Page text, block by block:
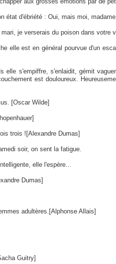
aux grosses émotions par de
état d'ébriété : Oui, mais moi,
je verserais du poison dans
elle est en général pourvue d'un
s'empiffre, s'enlaidit, gémit
est douloureux.
[Oscar Wilde]
trois ![Alexandre Dumas]
soir, on sent la fatigue.
elle l'espère...
Dumas]
adultères.[Alphonse Allais]
Guitry]